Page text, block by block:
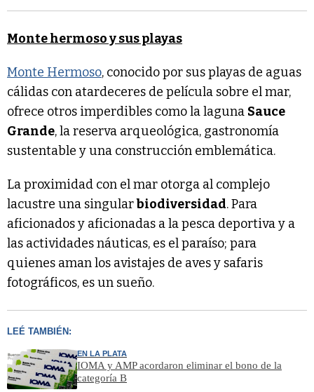
Monte hermoso y sus playas
Monte Hermoso, conocido por sus playas de aguas
cálidas con atardeceres de película sobre el mar,
ofrece otros imperdibles como la laguna Sauce
Grande, la reserva arqueológica, gastronomía
sustentable y una construcción emblemática.
La proximidad con el mar otorga al complejo
lacustre una singularbiodiversidad. Para
aficionados y aficionadas a la pesca deportiva y a
las actividades náuticas, es el paraíso; para
quienes aman los avistajes de aves y safaris
fotográficos, es un sueño.
LEÉ TAMBIÉN:
EN LA PLATA
IOMA y AMP acordaron eliminar el bono de la
categoría B